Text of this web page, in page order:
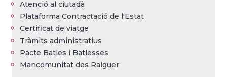
Atenció al ciutadà
Plataforma Contractació de l'Estat
Certificat de viatge
Tràmits administratius
Pacte Batles i Batlesses
Mancomunitat des Raiguer